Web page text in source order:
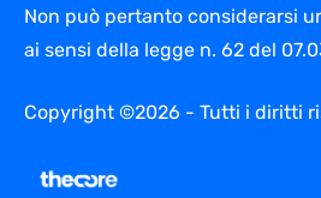
Non può pertanto considerarsi
ai sensi della legge n. 62 del
Copyright ©2026 - Tutti i diritti